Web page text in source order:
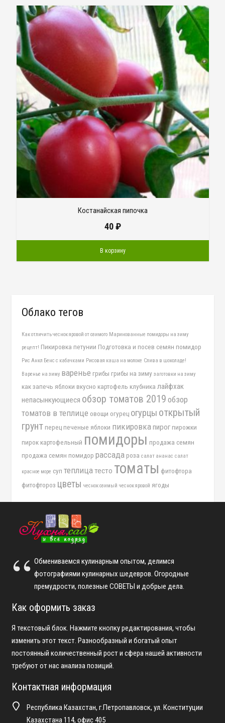
Костанайская пипочка
40₽
В корзину
Облако тегов
Как отличить чеснок яровой от озимого Маринованные помидоры на зиму
рецепт! Пикировка петунии Подготовка и посев семян помидор
Рис Анкл Бенс с кабачками Рисовая каша на молоке Слива в шоколаде!
Варенье на зиму варенье грибы грибы на зиму заготовки на зиму
как запечь яблоки вкусно картофель клубника лайфхак
непасынкующиеся обзор томатов 2019 обзор
томатов в теплице овощи огурец огурцы открытый
грунт перец печеные яблоки пикировкапирог пирожки
пирок картофельный помидоры продажа семян
продажа семян помидор рассада роза салат ананас салат
красное море суп теплицатесто томаты фитофтора
фитофтороз цветы чеснок озимый чеснок яровой ягоды
Обмениваемся кулинарным опытом, делимся
фотографиями кулинарных шедевров. Огородные
премудрости, полезные СОВЕТЫ и добрые дела.
Как оформить заказ
Я текстовый блок. Нажмите кнопку редактирования, чтобы
изменить этот текст. Разнообразный и богатый опыт
постоянный количественный рост и сфера нашей активности
требуют от нас анализа позиций.
Контактная информация
Республика Казахстан, г.Петропавловск, ул. Конституции
Казахстана 114, офис 405